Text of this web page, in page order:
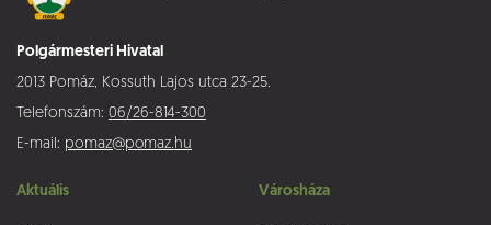
Polgármesteri Hivatal
2013 Pomáz, Kossuth Lajos utca 23-25.
Telefonszám: 06/26-814-300
E-mail: pomaz@pomaz.hu
Aktuális Városháza